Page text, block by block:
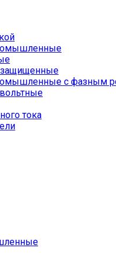
с фазным
тока